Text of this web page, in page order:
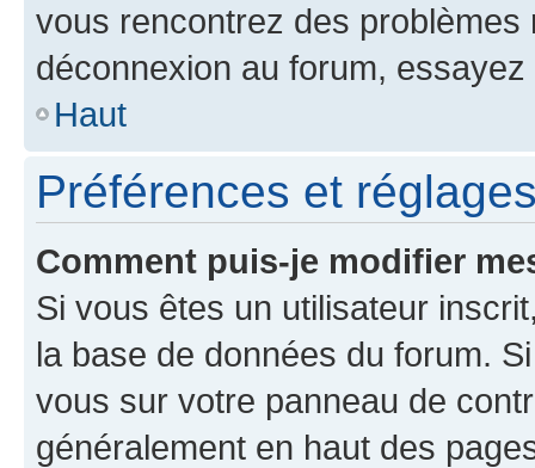
vous rencontrez des
déconnexion au forum,
Haut
Préférences et
Comment puis-je modifier
Si vous êtes un utilisateur
la base de données du forum.
vous sur votre panneau de
généralement en haut des